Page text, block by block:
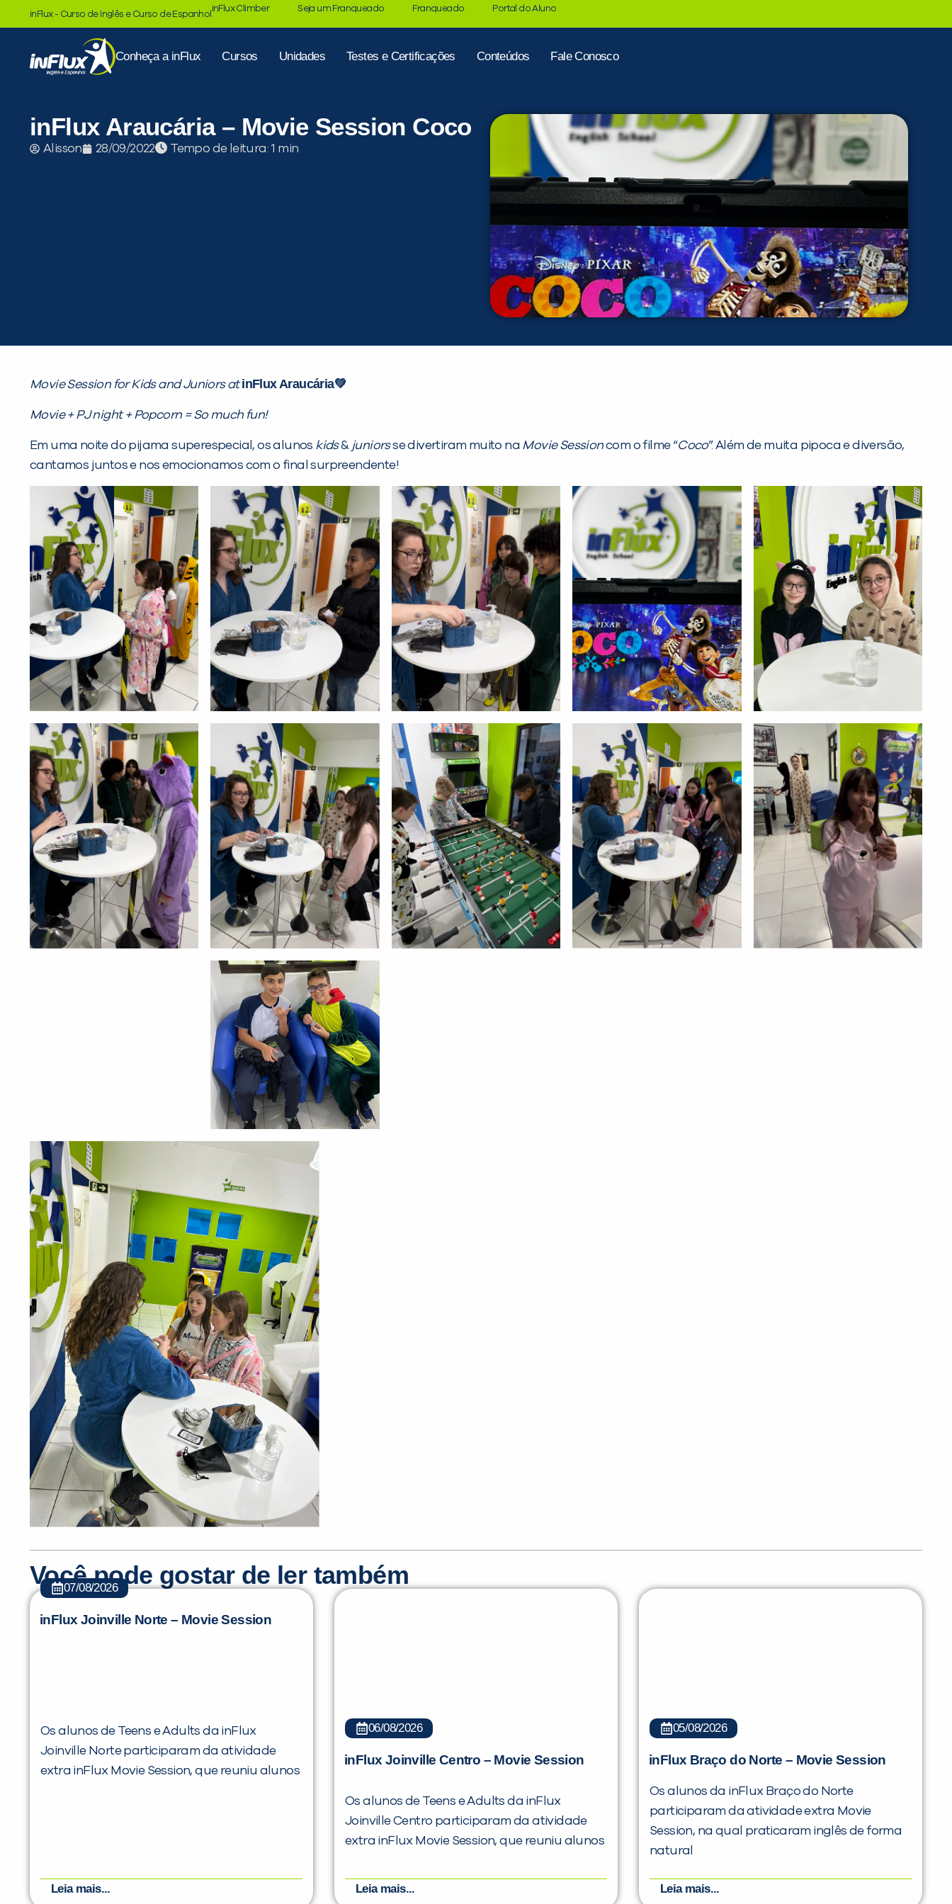
inFlux - Curso de Inglês e Curso de Espanhol
inFlux Climber Seja um Franqueado Franqueado Portal do Aluno
Conheça a inFlux Cursos Unidades Testes e Certificações Conteúdos Fale Conosco
inFlux Araucária – Movie Session Coco
Alisson 28/09/2022 Tempo de leitura:
Movie Session for Kids and Juniors at inFlux Araucária💚
Movie + PJ night + Popcorn = So much fun!
Em uma noite do pijama superespecial, os alunos kids& juniorsse divertiram muito na Movie Sessioncom o filme “Coco”. Além de muita pipoca e diversão,
cantamos juntos e nos emocionamos com o final surpreendente!
Você pode gostar de ler também
07/08/2026
inFlux Joinville Norte – Movie Session
Os alunos de Teens e Adults da inFlux
Joinville Norte participaram da atividade
extra inFlux Movie Session, que reuniu alunos
Leia mais...
06/08/2026
inFlux Joinville Centro – Movie Session
Os alunos de Teens e Adults da inFlux
Joinville Centro participaram da atividade
extra inFlux Movie Session, que reuniu alunos
Leia mais...
05/08/2026
inFlux Braço do Norte – Movie Session
Os alunos da inFlux Braço do Norte
participaram da atividade extra Movie
Session, na qual praticaram inglês de forma
natural
Leia mais...